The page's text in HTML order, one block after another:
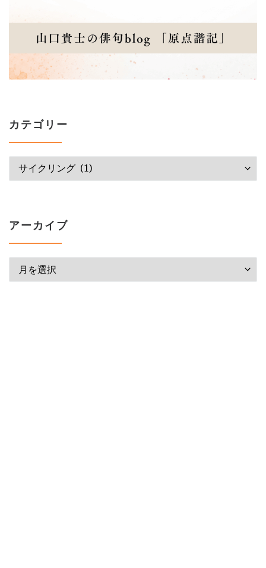
カテゴリー
カテゴリー
アーカイブ
アーカイブ